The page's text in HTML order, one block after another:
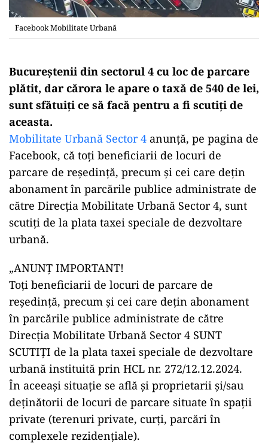
Facebook Mobilitate Urbană
Bucureștenii din sectorul 4 cu loc de parcare
plătit, dar cărora le apare o taxă de 540 de lei,
sunt sfătuiți ce să facă pentru a fi scutiți de
aceasta.
Mobilitate Urbană Sector 4 anunță, pe pagina de
Facebook, că toți beneficiarii de locuri de
parcare de reședință, precum și cei care dețin
abonament în parcările publice administrate de
către Direcția Mobilitate Urbană Sector 4, sunt
scutiți de la plata taxei speciale de dezvoltare
urbană.
„ANUNȚ IMPORTANT!
Toți beneficiarii de locuri de parcare de
reședință, precum și cei care dețin abonament
în parcările publice administrate de către
Direcția Mobilitate Urbană Sector 4 SUNT
SCUTIȚI de la plata taxei speciale de dezvoltare
urbană instituită prin HCL nr. 272/12.12.2024.
În aceeași situație se află și proprietarii și/sau
deținătorii de locuri de parcare situate în spații
private (terenuri private, curți, parcări în
complexele rezidențiale).